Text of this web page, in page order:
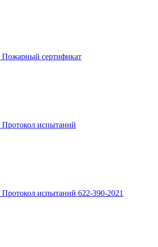
Пожарный сертификат
Протокол испытаний
Протокол испытаний 622-390-2021